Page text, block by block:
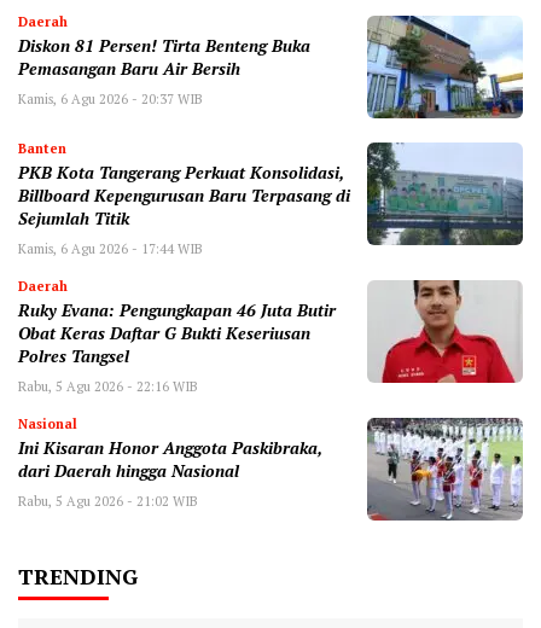
Daerah
Diskon 81 Persen! Tirta Benteng Buka
Pemasangan Baru Air Bersih
Kamis, 6 Agu 2026 - 20:37 WIB
Banten
‎PKB Kota Tangerang Perkuat Konsolidasi,
Billboard Kepengurusan Baru Terpasang di
Sejumlah Titik ‎
Kamis, 6 Agu 2026 - 17:44 WIB
Daerah
‎Ruky Evana: Pengungkapan 46 Juta Butir
Obat Keras Daftar G Bukti Keseriusan
Polres Tangsel
Rabu, 5 Agu 2026 - 22:16 WIB
Nasional
Ini Kisaran Honor Anggota Paskibraka,
dari Daerah hingga Nasional
Rabu, 5 Agu 2026 - 21:02 WIB
TRENDING